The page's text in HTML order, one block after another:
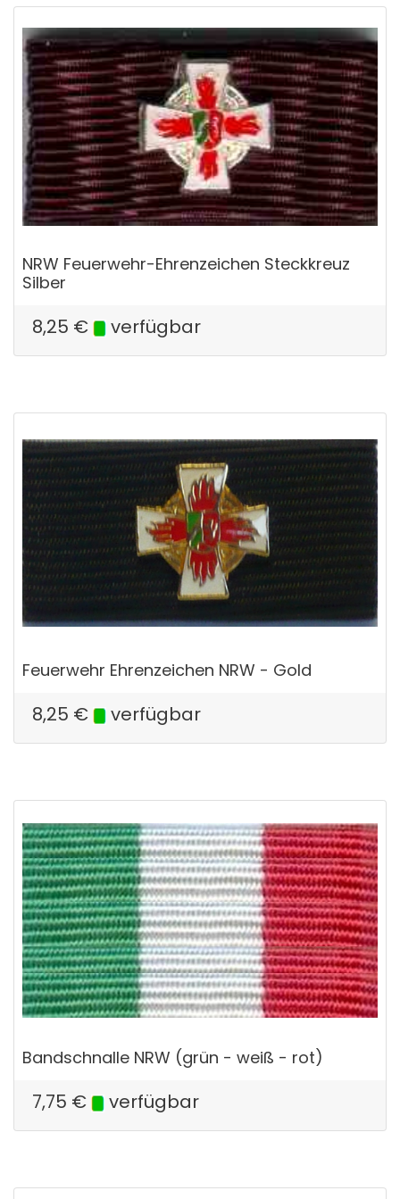
NRW Feuerwehr-Ehrenzeichen Steckkreuz
Silber
8,25 € verfügbar
Feuerwehr Ehrenzeichen NRW - Gold
8,25 € verfügbar
Bandschnalle NRW (grün - weiß - rot)
7,75 € verfügbar